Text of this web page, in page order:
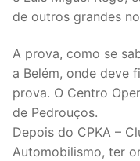
de outros grandes
A prova, como se
a Belém, onde deve
prova. O Centro
de Pedrouços.
Depois do CPKA –
Automobilismo, ter